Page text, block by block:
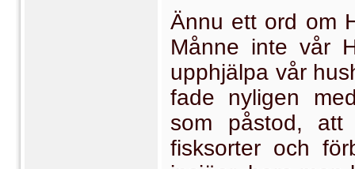
Ännu ett ord om
Månne inte vår
upphjälpa vår
fade nyligen
som påstod,
fisksorter och